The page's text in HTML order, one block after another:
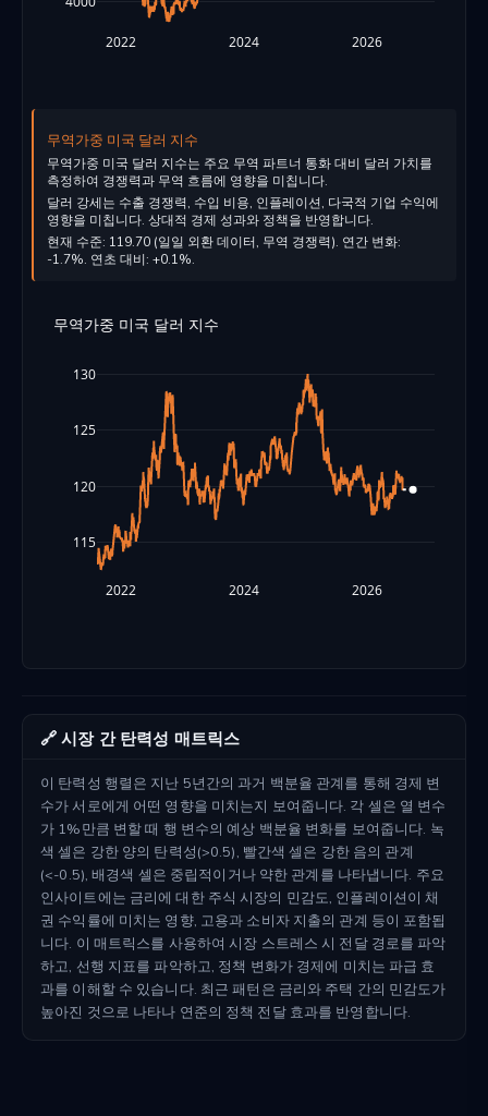
2022 2024 2026
무역가중 미국 달러 지수
무역가중 미국 달러 지수는 주요 무역 파트너 통화 대비 달러 가치를
측정하여 경쟁력과 무역 흐름에 영향을 미칩니다.
달러 강세는 수출 경쟁력, 수입 비용, 인플레이션, 다국적 기업 수익에
영향을 미칩니다. 상대적 경제 성과와 정책을 반영합니다.
현재 수준: 119.70 (일일 외환 데이터, 무역 경쟁력). 연간 변화:
-1.7%. 연초 대비: +0.1%.
2022 2024 2026
115
120
125
130
무역가중 미국 달러 지수
🔗 시장 간 탄력성 매트릭스
이 탄력성 행렬은 지난 5년간의 과거 백분율 관계를 통해 경제 변
수가 서로에게 어떤 영향을 미치는지 보여줍니다. 각 셀은 열 변수
가 1%만큼 변할 때 행 변수의 예상 백분율 변화를 보여줍니다. 녹
색 셀은 강한 양의 탄력성(>0.5), 빨간색 셀은 강한 음의 관계
(<-0.5), 배경색 셀은 중립적이거나 약한 관계를 나타냅니다. 주요
인사이트에는 금리에 대한 주식 시장의 민감도, 인플레이션이 채
권 수익률에 미치는 영향, 고용과 소비자 지출의 관계 등이 포함됩
니다. 이 매트릭스를 사용하여 시장 스트레스 시 전달 경로를 파악
하고, 선행 지표를 파악하고, 정책 변화가 경제에 미치는 파급 효
과를 이해할 수 있습니다. 최근 패턴은 금리와 주택 간의 민감도가
높아진 것으로 나타나 연준의 정책 전달 효과를 반영합니다.